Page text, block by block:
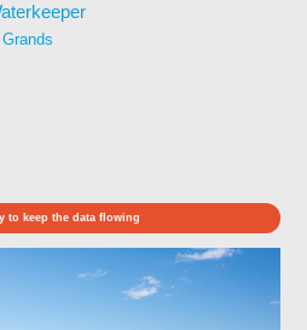
to keep the data flowing